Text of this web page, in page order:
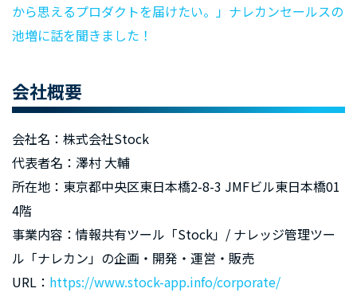
から思えるプロダクトを届けたい。」ナレカンセールスの
池増に話を聞きました！
会社概要
会社名：株式会社Stock
代表者名：澤村 大輔
所在地：東京都中央区東日本橋2-8-3 JMFビル東日本橋01
4階
事業内容：情報共有ツール「Stock」/ ナレッジ管理ツー
ル「ナレカン」の企画・開発・運営・販売
URL： https://www.stock-app.info/corporate/